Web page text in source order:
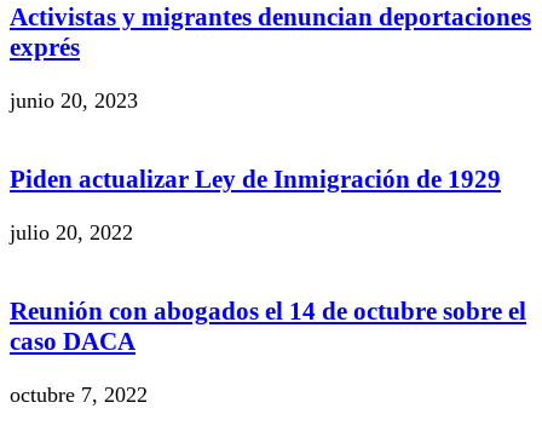
Activistas y migrantes denuncian deportaciones
exprés
junio 20, 2023
Piden actualizar Ley de Inmigración de 1929
julio 20, 2022
Reunión con abogados el 14 de octubre sobre el
caso DACA
octubre 7, 2022